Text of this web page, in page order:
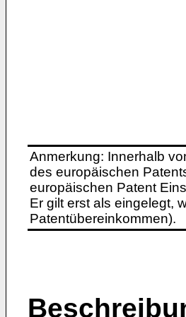
Anmerkung: Innerhalb
des europäischen
europäischen Patent
Er gilt erst als eingelegt,
Patentübereinkommen).